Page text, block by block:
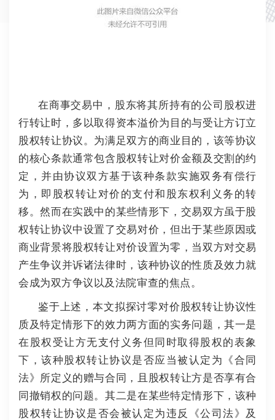
在商事交易中，股东将其所持有的公司股权进
行转让时，多以取得资本溢价为目的与受让方订立
股权转让协议。 为满足双方的商业目的，该等协议
的核心条款通常包含股权转让对价金额及交割的约
定，并由协议双方基于该种条款实施双务有偿行
为，即股权转让对价的支付和股东权利义务的转
移。然而在实践中的某些情形下，交易双方虽于股
权转让协议中设置了交易对价，但出于某些原因或
商业背景将股权转让对价设置为零，当双方对交易
产生争议并诉诸法律时，该种协议的性质及效力就
会成为双方争议以及法院审查的焦点。
鉴于上述，本文拟探讨零对价股权转让协议性
质及特定情形下的效力两方面的实务问题，其一是
在股权受让方无支付义务但同时取得股权的表象
下，该种股权转让协议是否应当被认定为《合同
法》所定义的赠与合同，且股权转让方是否享有合
同撤销权的问题。其二是在某些特定情形下，该种
股权转让协议是否会被认定为违反《公司法》及